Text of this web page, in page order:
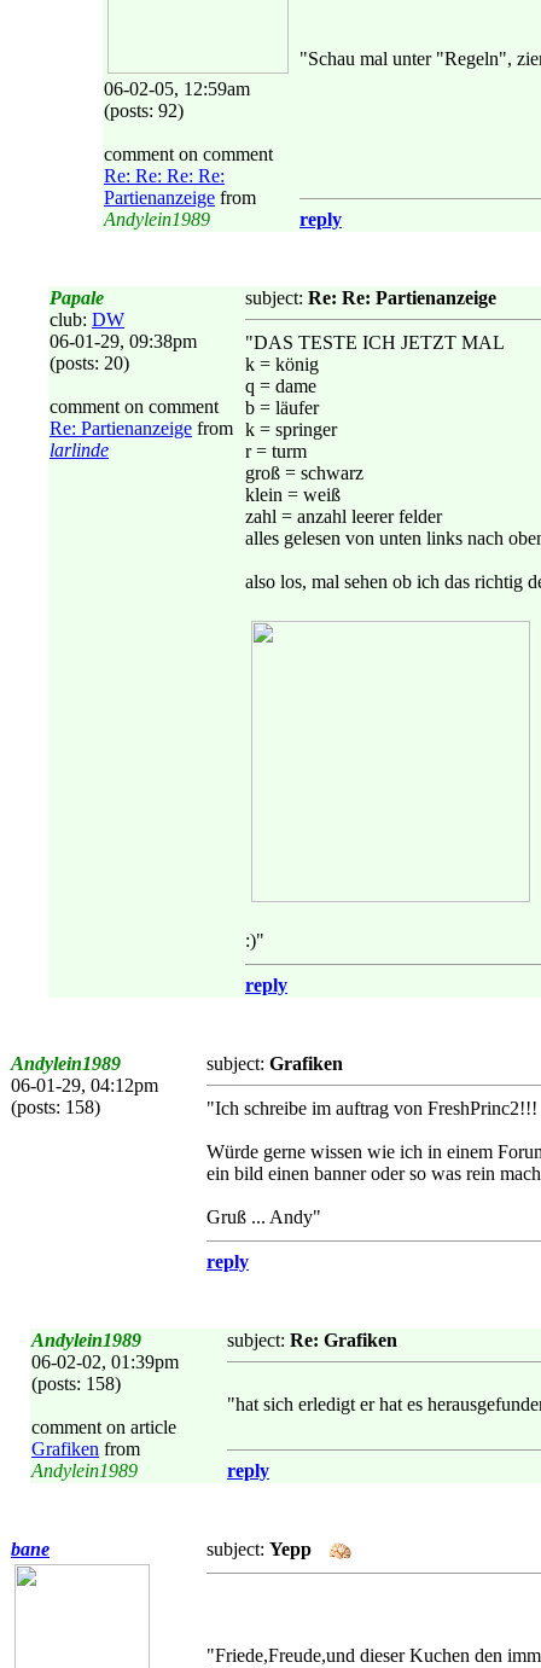
06-02-05, 12:59am
(posts: 92)
comment on comment
Re: Re: Re: Re:
Partienanzeige from
Andylein1989
"Schau mal unter "Regeln",
reply
Papale
club: DW
06-01-29, 09:38pm
(posts: 20)
comment on comment
Re: Partienanzeige from
larlinde
subject: Re: Re: Partienanzeige
"DAS TESTE ICH JETZT MAL
k = könig
q = dame
b = läufer
k = springer
r = turm
groß = schwarz
klein = weiß
zahl = anzahl leerer felder
alles gelesen von unten links nach
also los, mal sehen ob ich das richtig
:)"
reply
Andylein1989
06-01-29, 04:12pm
(posts: 158)
subject: Grafiken
"Ich schreibe im auftrag von FreshPrinc2!!!
Würde gerne wissen wie ich in einem
ein bild einen banner oder so was rein
Gruß ... Andy"
reply
Andylein1989
06-02-02, 01:39pm
(posts: 158)
comment on article
Grafiken from
Andylein1989
subject: Re: Grafiken
"hat sich erledigt er hat es
reply
bane subject: Yepp
"Friede,Freude,und dieser Kuchen den